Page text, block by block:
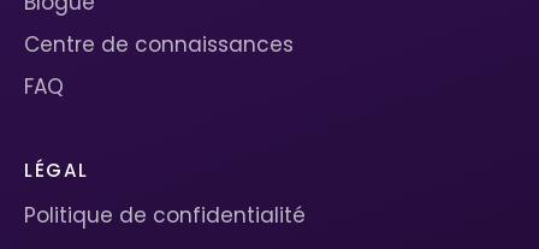
Centre de connaissances
FAQ
LÉGAL
Politique de confidentialité